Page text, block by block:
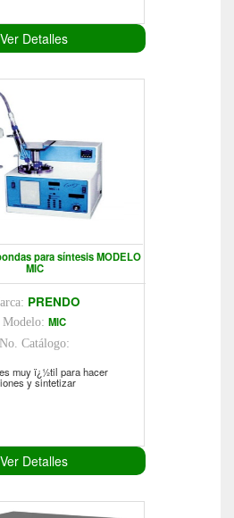
Ver Detalles
para síntesis MODELO
MIC
PRENDO
Modelo: MIC
No. Catálogo:
muy ï¿½til para hacer
y sintetizar
Ver Detalles